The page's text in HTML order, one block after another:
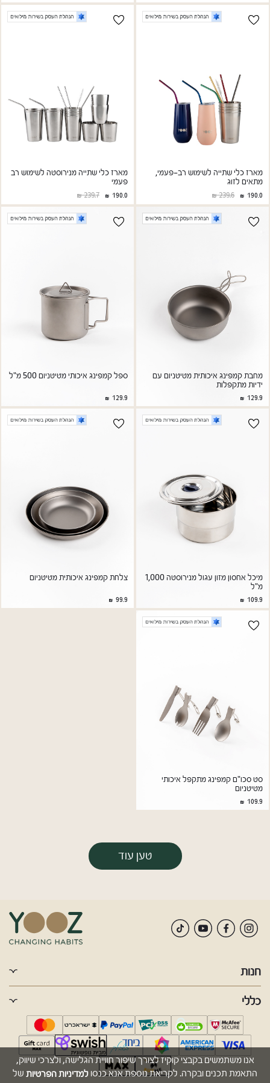
אנו משתמשים בקבצי קוקיז לצורך שיפור חוויית הגלישה, ולצרכי שיווק,
התאמת תכנים ובקרה. לקריאת נוספת אנא כנסו למדיניות הפרטיות של
מארז כלי שתייה לשימוש רב-פעמי,
מתאים לזוג
190.0
239.6
מארז כלי שתייה מנירוסטה לשימוש רב
פעמי
190.0
239.7
מחבת קמפינג איכותית מטיטניום עם
ידיות מתקפלות
129.9
ספל קמפינג איכותי מטיטניום 500 מ"ל
129.9
מיכל אחסון מזון עגול מנירוסטה 1,000
מ"ל
109.9
צלחת קמפינג איכותית מטיטניום
99.9
סט סכו"ם קמפינג מתקפל איכותי
מטיטניום
109.9
טען עוד
חנות
כללי